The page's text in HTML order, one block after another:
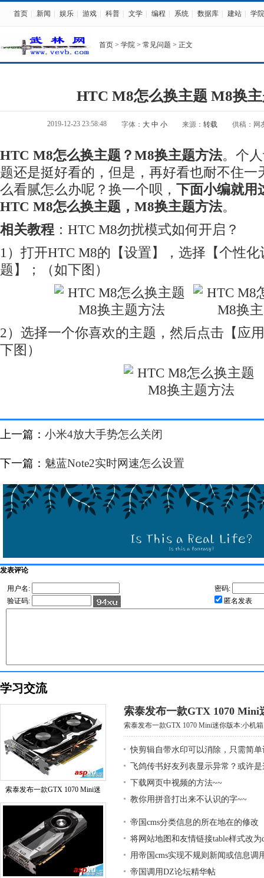
首页 新闻 娱乐 游戏 科普 文学 编程 系统 数据库 建站 学院
首页 > 学院 > 常见问题 > 正文
HTC M8怎么换主题 M8换
2019-12-23 23:58:48 字体： 大 中 小 来源： 转载 供稿：网
HTC M8怎么换主题？M8换主题方法。个
题还是挺好看的，但是，再好看也耐不住一
么看腻怎么办呢？换一个呗， 下面小编就用
HTC M8怎么换主题，M8换主题方法。
相关教程 ：HTC M8勿扰模式如何开启？
1）打开HTC M8的【设置】，选择【个性
题】；（如下图）
2）选择一个你喜欢的主题，然后点击【应
下图）
上一篇： 小米4放大手势怎么关闭
下一篇： 魅蓝Note2实时网速怎么设置
发表评论
用户名:
密码:
验证码:
匿名发表
学习交流
索泰发布一款GTX 1070 Mini迷
索泰发布一款GTX 1070 Mini
索泰发布一款GTX 1070 Mini迷你版本:小机
快剪辑自带水印可以消除，只需简单
飞鸽传书好友列表显示异常？或许
下载网页中视频的方法~~
教你用拼音打出来不认识的字~~
帝国cms分类信息的所在地在的修改
将网站地图和友情链接table样式改为
用帝国cms实现不规则新闻或信息调
帝国调用DZ论坛精华帖